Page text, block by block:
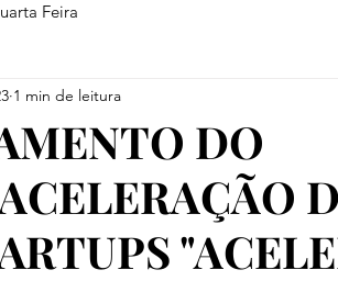
Feira
DO
1 min de leitura